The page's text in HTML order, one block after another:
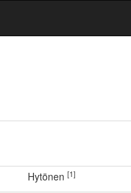
Hytönen [1]